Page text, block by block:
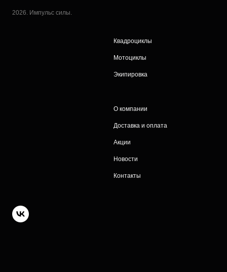
2026. Импульс силы.
Квадроциклы
Мотоциклы
Экипировка
О компании
Доставка и оплата
Акции
Новости
Контакты